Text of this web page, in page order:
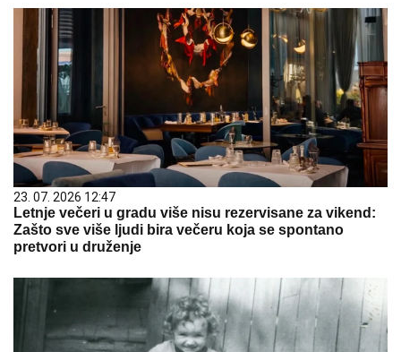
23. 07. 2026 12:47
Letnje večeri u gradu više nisu rezervisane za vikend:
Zašto sve više ljudi bira večeru koja se spontano
pretvori u druženje